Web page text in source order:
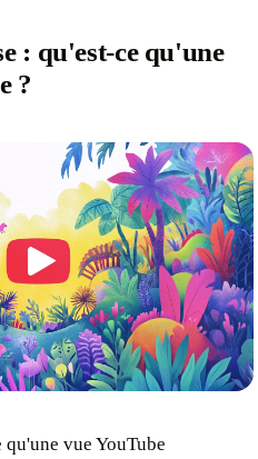
: qu'est-ce qu'une
?
qu'une vue YouTube